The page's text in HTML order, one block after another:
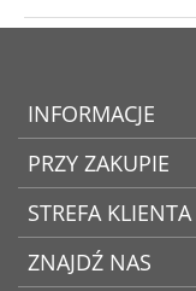
INFORMACJE
PRZY ZAKUPIE
STREFA KLIENTA
ZNAJDŹ NAS